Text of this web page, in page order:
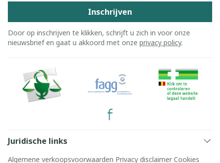
Inschrijven
Door op inschrijven te klikken, schrijft u zich in voor onze
nieuwsbrief en gaat u akkoord met onze privacy policy.
Juridische links
Algemene verkoopsvoorwaarden Privacy disclaimer Cookies